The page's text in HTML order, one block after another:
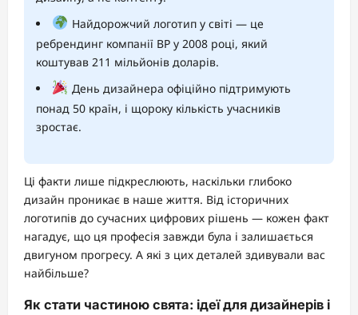
Найдорожчий логотип у світі — це
ребрендинг компанії BP у 2008 році, який
коштував 211 мільйонів доларів.
День дизайнера офіційно підтримують
понад 50 країн, і щороку кількість учасників
зростає.
Ці факти лише підкреслюють, наскільки глибоко
дизайн проникає в наше життя. Від історичних
логотипів до сучасних цифрових рішень — кожен факт
нагадує, що ця професія завжди була і залишається
двигуном прогресу. А які з цих деталей здивували вас
найбільше?
Як стати частиною свята: ідеї для дизайнерів і